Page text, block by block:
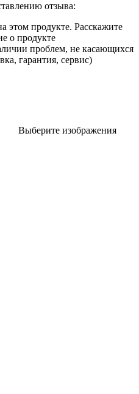
отзыва:
этом продукте. Расскажите
о продукте
проблем, не касающихся
гарантия, сервис)
Выберите изображения